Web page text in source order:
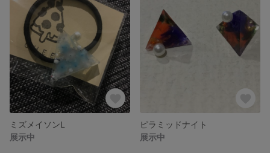
ミズメイソンL
展示中
ピラミッドナイト
展示中